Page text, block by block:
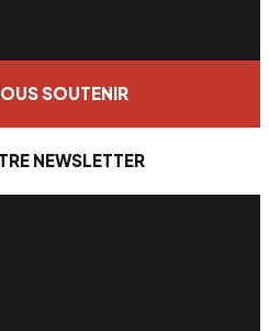
SOUTENIR
NEWSLETTER